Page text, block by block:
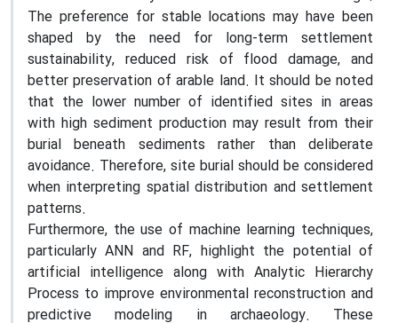
The preference for stable locations may have been
shaped by the need for long-term settlement
sustainability, reduced risk of flood damage, and
better preservation of arable land. It should be noted
that the lower number of identified sites in areas
with high sediment production may result from their
burial beneath sediments rather than deliberate
avoidance. Therefore, site burial should be considered
when interpreting spatial distribution and settlement
patterns.
Furthermore, the use of machine learning techniques,
particularly ANN and RF, highlight the potential of
artificial intelligence along with Analytic Hierarchy
Process to improve environmental reconstruction and
predictive modeling in archaeology. These